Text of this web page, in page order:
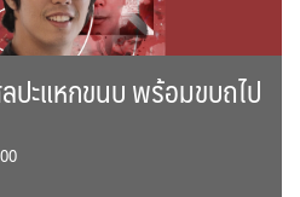
ะแหกขนบ พร้อมขบถไป